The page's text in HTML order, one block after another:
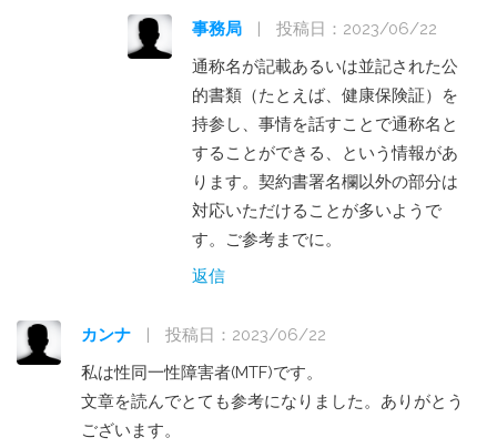
事務局
投稿日：2023/06/22
通称名が記載あるいは並記された公
的書類（たとえば、健康保険証）を
持参し、事情を話すことで通称名と
することができる、という情報があ
ります。契約書署名欄以外の部分は
対応いただけることが多いようで
す。ご参考までに。
返信
カンナ
投稿日：2023/06/22
私は性同一性障害者(MTF)です。
文章を読んでとても参考になりました。ありがとう
ございます。